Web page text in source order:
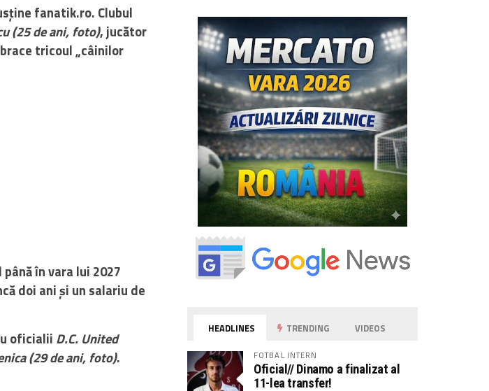
fanatik.ro. Clubul
(25 de ani, foto), jucător
tricoul „câinilor
în vara lui 2027
doi ani și un salariu de
oficialii D.C. United
(29 de ani, foto).
HEADLINES TRENDING VIDEOS
FOTBAL INTERN
Oficial// Dinamo a finalizat al
11-lea transfer!